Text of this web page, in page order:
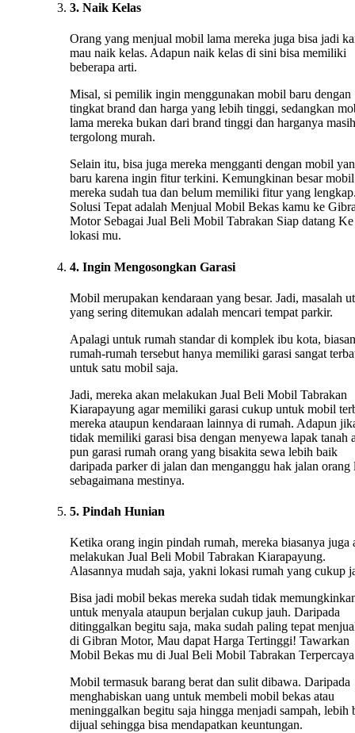
3. Naik Kelas
Orang yang menjual mobil lama mereka juga bisa jadi
mau naik kelas. Adapun naik kelas di sini bisa memiliki
beberapa arti.
Misal, si pemilik ingin menggunakan mobil baru dengan
tingkat brand dan harga yang lebih tinggi, sedangkan
lama mereka bukan dari brand tinggi dan harganya masih
tergolong murah.
Selain itu, bisa juga mereka mengganti dengan mobil
baru karena ingin fitur terkini. Kemungkinan besar mobil
mereka sudah tua dan belum memiliki fitur yang
Solusi Tepat adalah Menjual Mobil Bekas kamu ke
Motor Sebagai Jual Beli Mobil Tabrakan Siap datang Ke
lokasi mu.
4. Ingin Mengosongkan Garasi
Mobil merupakan kendaraan yang besar. Jadi, masalah
yang sering ditemukan adalah mencari tempat parkir.
Apalagi untuk rumah standar di komplek ibu kota,
rumah-rumah tersebut hanya memiliki garasi sangat
untuk satu mobil saja.
Jadi, mereka akan melakukan Jual Beli Mobil Tabrakan
Kiarapayung agar memiliki garasi cukup untuk mobil
mereka ataupun kendaraan lainnya di rumah. Adapun
tidak memiliki garasi bisa dengan menyewa lapak tanah
pun garasi rumah orang yang bisakita sewa lebih baik
daripada parker di jalan dan menganggu hak jalan orang
sebagaimana mestinya.
5. Pindah Hunian
Ketika orang ingin pindah rumah, mereka biasanya juga
melakukan Jual Beli Mobil Tabrakan Kiarapayung.
Alasannya mudah saja, yakni lokasi rumah yang cukup
Bisa jadi mobil bekas mereka sudah tidak
untuk menyala ataupun berjalan cukup jauh. Daripada
ditinggalkan begitu saja, maka sudah paling tepat
di Gibran Motor, Mau dapat Harga Tertinggi! Tawarkan
Mobil Bekas mu di Jual Beli Mobil Tabrakan
Mobil termasuk barang berat dan sulit dibawa. Daripada
menghabiskan uang untuk membeli mobil bekas atau
meninggalkan begitu saja hingga menjadi sampah, lebih
dijual sehingga bisa mendapatkan keuntungan.